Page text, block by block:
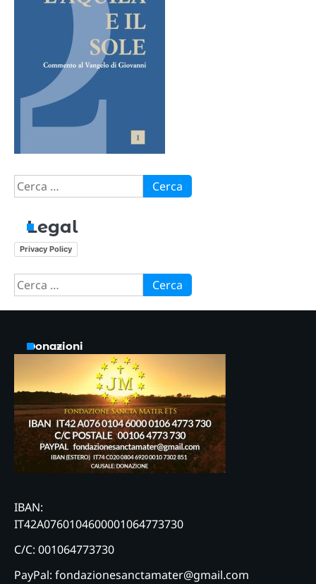
Ricerca
per:
Legal
Privacy Policy
Ricerca
per:
Donazioni
IBAN:
IT42A0760104600001064773730
C/C: 001064773730
PayPal: fondazionesanctamater@gmail.com